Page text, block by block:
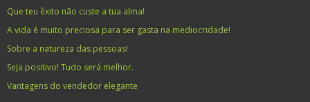
Que teu êxito não custe a tua alma!
A vida é muito preciosa para ser gasta na mediocridade!
Sobre a natureza das pessoas!
Seja positivo! Tudo será melhor.
Vantagens do vendedor elegante